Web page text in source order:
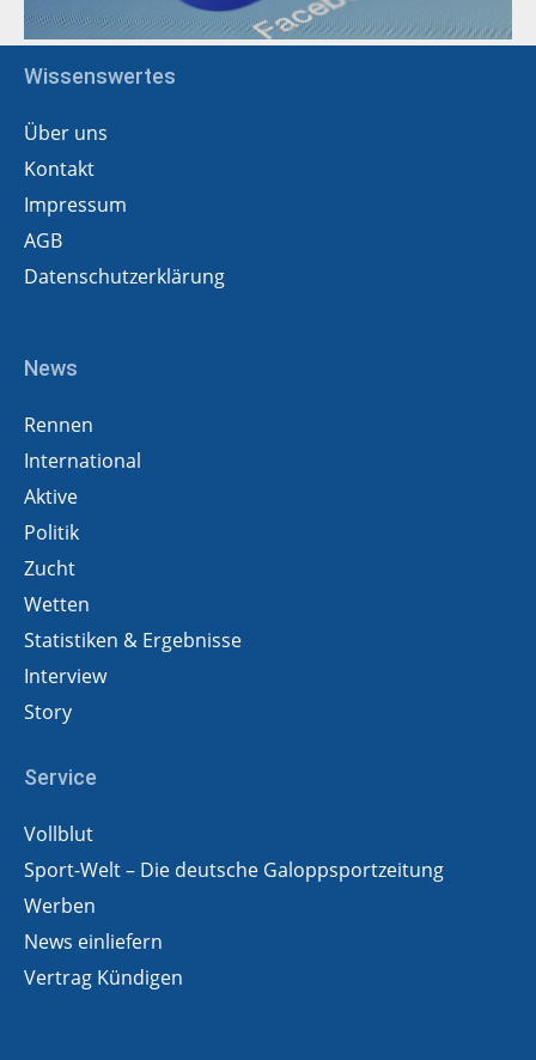
Wissenswertes
Über uns
Kontakt
Impressum
AGB
Datenschutzerklärung
News
Rennen
International
Aktive
Politik
Zucht
Wetten
Statistiken & Ergebnisse
Interview
Story
Service
Vollblut
Sport-Welt – Die deutsche Galoppsportzeitung
Werben
News einliefern
Vertrag Kündigen